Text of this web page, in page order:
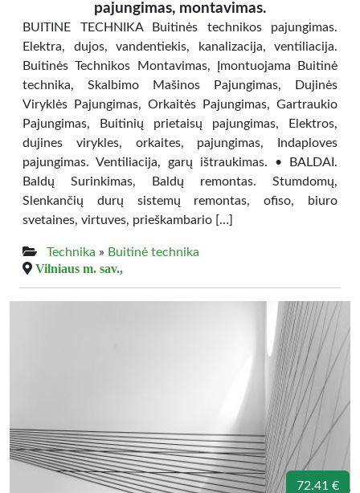
pajungimas, montavimas.
BUITINE TECHNIKA Buitinės technikos pajungimas.
Elektra, dujos, vandentiekis, kanalizacija, ventiliacija.
Buitinės Technikos Montavimas, Įmontuojama Buitinė
technika, Skalbimo Mašinos Pajungimas, Dujinės
Viryklės Pajungimas, Orkaitės Pajungimas, Gartraukio
Pajungimas, Buitinių prietaisų pajungimas, Elektros,
dujines virykles, orkaites, pajungimas, Indaploves
pajungimas. Ventiliacija, garų ištraukimas. • BALDAI.
Baldų Surinkimas, Baldų remontas. Stumdomų,
Slenkančių durų sistemų remontas, ofiso, biuro
svetaines, virtuves, prieškambario […]
Technika » Buitinė technika
Vilniaus m. sav.,
72.41 €